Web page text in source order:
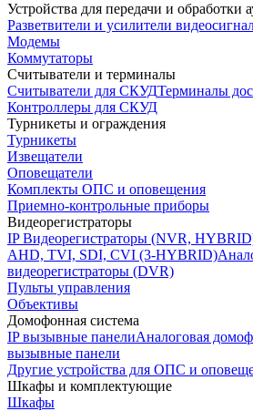
Устройства для передачи и обработки
Разветвители и усилители
Модемы
Коммутаторы
Считыватели и терминалы
Считыватели для СКУДТерминалы
Контроллеры для СКУД
Турникеты и ограждения
Турникеты
Извещатели
Оповещатели
Комплекты ОПС и оповещения
Приемно-контрольные приборы
Видеорегистраторы
IP Видеорегистраторы (NVR,
AHD, TVI, SDI, CVI (3-HYBRID)
видеорегистраторы (DVR)
Пульты управления
Объективы
Домофонная система
IP вызывные панелиАналоговая
вызывные панели
Другие устройства для ОПС и
Шкафы и комплектующие
Шкафы